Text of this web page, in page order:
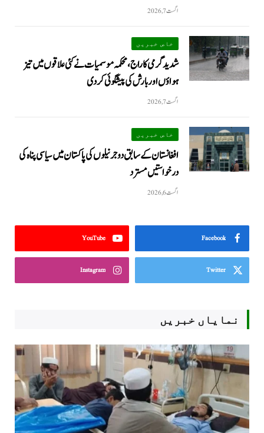
اگست 7, 2026
خاص خبریں
شدید گرمی کا راج، محکمہ موسمیات نے کئی علاقوں میں تیز
ہواؤں اور بارش کی پیشگوئی کر دی
اگست 7, 2026
خاص خبریں
افغانستان کے سابق دو جرنیلوں کی پاکستان میں سیاسی پناہ کی
درخواستیں مسترد
اگست 6, 2026
Facebook
YouTube
Twitter
Instagram
نمایاں خبریں